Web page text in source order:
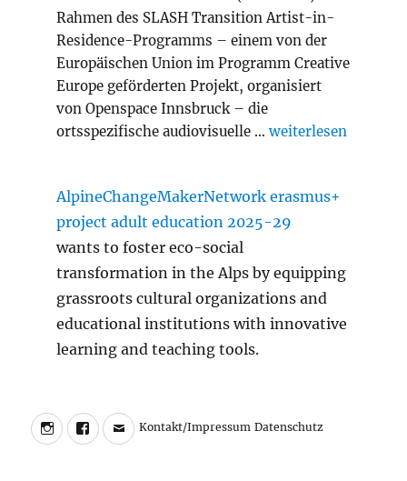
Rahmen des SLASH Transition Artist-in-
Residence-Programms – einem von der
Europäischen Union im Programm Creative
Europe geförderten Projekt, organisiert
von Openspace Innsbruck – die
ortsspezifische audiovisuelle …„Slash Transition
weiterlesen
AlpineChangeMakerNetwork erasmus+
project adult education 2025-29
wants to foster eco-social
transformation in the Alps by equipping
grassroots cultural organizations and
educational institutions with innovative
learning and teaching tools.
InstagramFacebookCharly
Walter
Kontakt/ImpressumKontakt/Impressum
DatenschutzDatenschutz